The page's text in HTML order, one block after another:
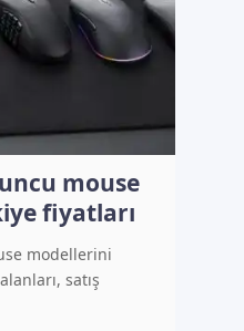
mouse
fiyatları
modellerini
satış